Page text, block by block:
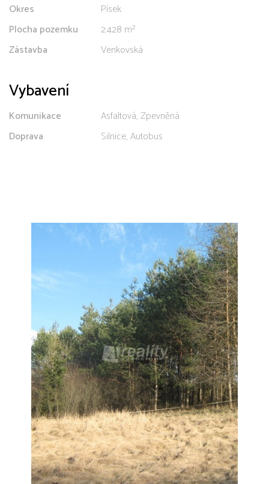
Okres
Písek
Plocha pozemku
2.428 m²
Zástavba
Venkovská
Vybavení
Komunikace
Asfaltová, Zpevněná
Doprava
Silnice, Autobus